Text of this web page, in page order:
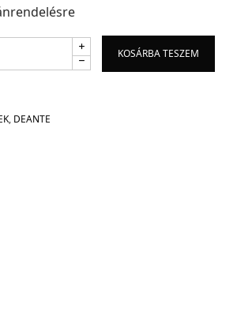
KOSÁRBA TESZEM
, DEANTE